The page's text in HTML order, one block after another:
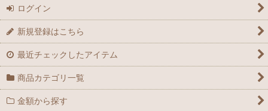
ログイン
新規登録はこちら
最近チェックしたアイテム
商品カテゴリ一覧
金額から探す